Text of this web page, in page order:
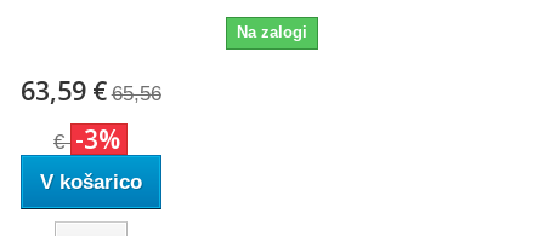
Na zalogi
63,59 € 65,56
€ -3%
V košarico